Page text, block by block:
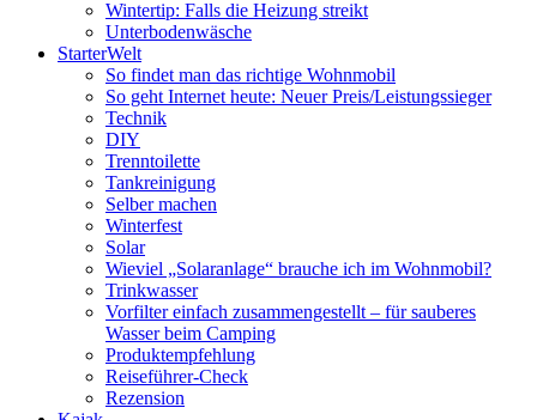
Wintertip: Falls die Heizung streikt
Unterbodenwäsche
StarterWelt
So findet man das richtige Wohnmobil
So geht Internet heute: Neuer Preis/Leistungssieger
Technik
DIY
Trenntoilette
Tankreinigung
Selber machen
Winterfest
Solar
Wieviel „Solaranlage“ brauche ich im Wohnmobil?
Trinkwasser
Vorfilter einfach zusammengestellt – für sauberes
Wasser beim Camping
Produktempfehlung
Reiseführer-Check
Rezension